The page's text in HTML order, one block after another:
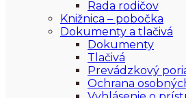
Rada rodičov
Knižnica – pobočka
Dokumenty a tlačivá
Dokumenty
Tlačivá
Prevádzkový
Ochrana